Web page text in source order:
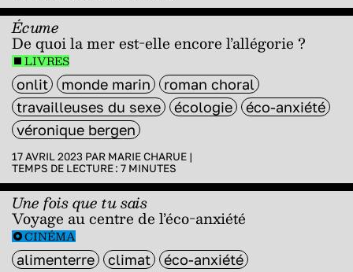
Écume
De quoi la mer est-elle encore l’allégorie ?
LIVRES
onlit monde marin
roman choral
travailleuses du sexe
écologie
éco-anxiété
véronique bergen
17 AVRIL 2023 PAR MARIE CHARUE |
TEMPS DE LECTURE : 7 MINUTES
Une fois que tu sais
Voyage au centre de l’éco-anxiété
CINÉMA
alimenterre climat
éco-anxiété